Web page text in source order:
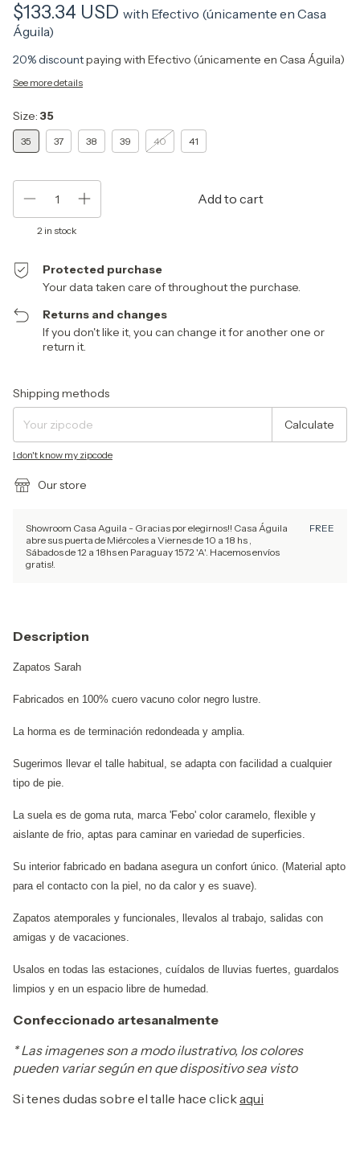
$133.34 USD with Efectivo (únicamente en Casa
Águila)
20% discountpaying with Efectivo (únicamente en Casa Águila)
See more details
Size: 35
35 37 38 39 40 41
2 in stock
Protected purchase
Your data taken care of throughout the purchase.
Returns and changes
If you don't like it, you can change it for another one or
return it.
Shipping for zipcode:
Shipping methods
Calculate
I don't know my zipcode
Our store
Showroom Casa Aguila - Gracias por elegirnos!! Casa Águila
abre sus puerta de Miércoles a Viernes de 10 a 18 hs ,
Sábados de 12 a 18hs en Paraguay 1572 'A'. Hacemos envíos
gratis!.
FREE
Description
Zapatos Sarah
Fabricados en 100% cuero vacuno color negro lustre.
La horma es de terminación redondeada y amplia.
Sugerimos llevar el talle habitual, se adapta con facilidad a cualquier
tipo de pie.
La suela es de goma ruta, marca 'Febo' color caramelo, flexible y
aislante de frio, aptas para caminar en variedad de superficies.
Su interior fabricado en badana asegura un confort único. (Material apto
para el contacto con la piel, no da calor y es suave).
Zapatos atemporales y funcionales, llevalos al trabajo, salidas con
amigas y de vacaciones.
Usalos en todas las estaciones, cuídalos de lluvias fuertes, guardalos
limpios y en un espacio libre de humedad.
Confeccionado artesanalmente
* Las imagenes son a modo ilustrativo, los colores
pueden variar según en que dispositivo sea visto
Si tenes dudas sobre el talle hace clickaqui